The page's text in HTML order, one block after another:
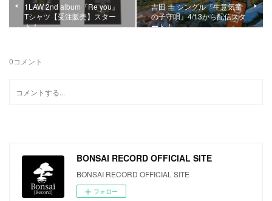
1LAW 2nd album『Re you』
Tシャツ【受注販売】スター
ト！
吉田 圭 シングル『生意気童
の子守唄』4/13から配信スタ
ート！
0コメント
BONSAI RECORD OFFICIAL SITE
BONSAI RECORD OFFICIAL SITE
フォロー